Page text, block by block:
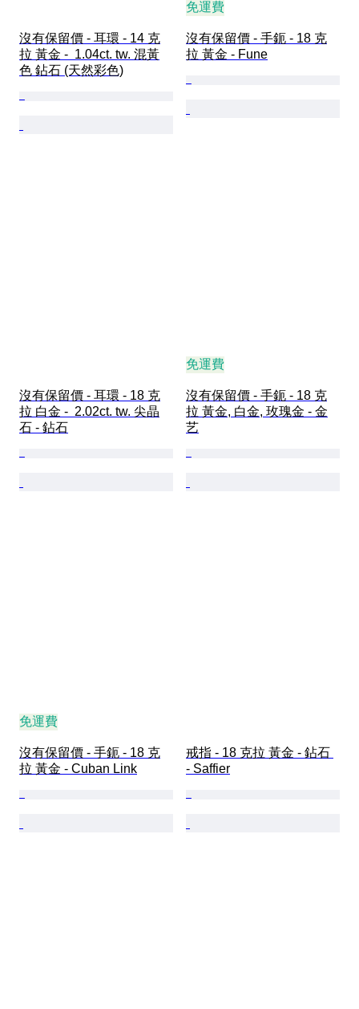
沒有保留價 - 耳環 - 14 克
拉 黃金 -  1.04ct. tw. 混黃
色 鉆石 (天然彩色)
免運費
沒有保留價 - 手鈪 - 18 克
拉 黃金 - Fune
沒有保留價 - 耳環 - 18 克
拉 白金 -  2.02ct. tw. 尖晶
石 - 鉆石
免運費
沒有保留價 - 手鈪 - 18 克
拉 黃金, 白金, 玫瑰金 - 金
艺
免運費
沒有保留價 - 手鈪 - 18 克
拉 黃金 - Cuban Link
戒指 - 18 克拉 黃金 - 鉆石
- Saffier